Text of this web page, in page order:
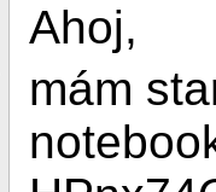
Ahoj,
mám